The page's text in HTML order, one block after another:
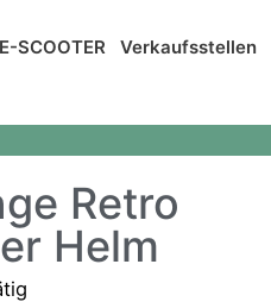
SCOOTER Verkaufsstellen
Retro
Helm